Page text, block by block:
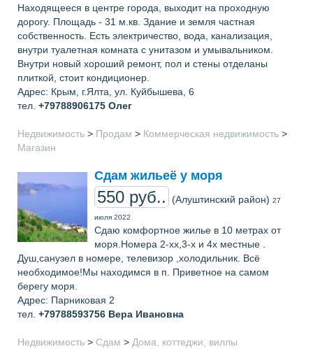
Находящееся в центре города, выходит на проходную
дорогу. Площадь - 31 м.кв. Здание и земля частная
собственность. Есть электричество, вода, канализация,
внутри туалетная комната с унитазом и умывальником.
Внутри новый хороший ремонт, пол и стены отделаны
плиткой, стоит кондиционер.
Адрес: Крым, г.Ялта, ул. Куйбышева, 6
тел. +79788906175 Олег
Недвижимость > Продам > Коммерческая недвижимость >
Магазин
Сдам жильеё у моря
550 руб.. (Алуштинский район) 27
июля 2022
Сдаю комфортное жилье в 10 метрах от
моря.Номера 2-хх,3-х и 4х местные .
Душ,санузел в номере, телевизор ,холодильник. Всё
необходимое!Мы находимся в п. Приветное на самом
берегу моря.
Адрес: Парниковая 2
тел. +79788593756 Вера Ивановна
Недвижимость > Сдам > Дома, коттеджи, виллы